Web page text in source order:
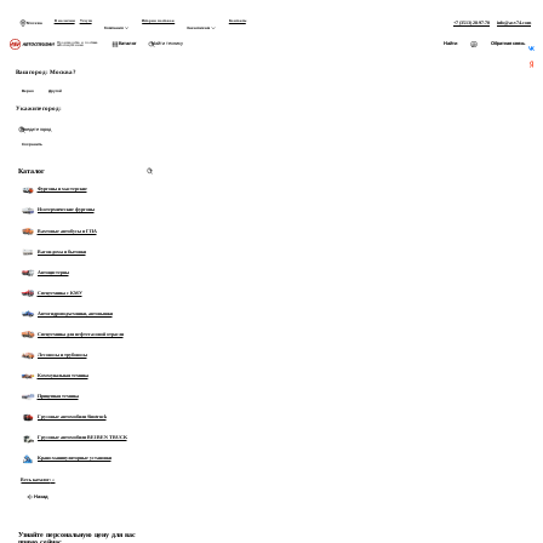
Москва
В наличии
Услуги
Компания
История поставок
Заказчикам
Контакты +7 (3513) 28-97-70 info@asv74.com
Каталог Найти Обратная связь
Ваш город: Москва?
Верно Другой
Укажите город:
Сохранить
Каталог
Фургоны и мастерские
Изотермические фургоны
Вахтовые автобусы и ГПА
Вагон-дома и бытовки
Автоцистерны
Спецтехника с КМУ
Автогидроподъемники, автовышки
Спецтехника для нефтегазовой отрасли
Лесовозы и трубовозы
Коммунальная техника
Прицепная техника
Грузовые автомобили Sinotruck
Грузовые автомобили BEIBEN TRUCK
Крано-манипуляторные установки
Весь каталог 14
Назад
Узнайте персональную цену для вас